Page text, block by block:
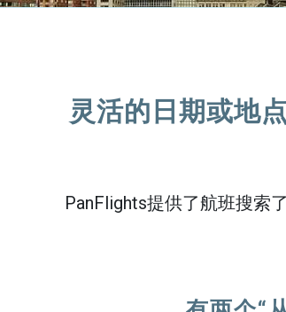
灵活的日期或地
PanFlights提供了航班搜索